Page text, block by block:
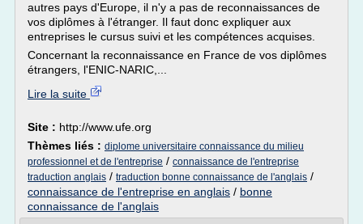
autres pays d'Europe, il n'y a pas de reconnaissances de
vos diplômes à l'étranger. Il faut donc expliquer aux
entreprises le cursus suivi et les compétences acquises.
Concernant la reconnaissance en France de vos diplômes
étrangers, l'ENIC-NARIC,...
Lire la suite
Site : http://www.ufe.org
Thèmes liés : diplome universitaire connaissance du milieu
professionnel et de l'entreprise / connaissance de l'entreprise
traduction anglais / traduction bonne connaissance de l'anglais /
connaissance de l'entreprise en anglais / bonne
connaissance de l'anglais